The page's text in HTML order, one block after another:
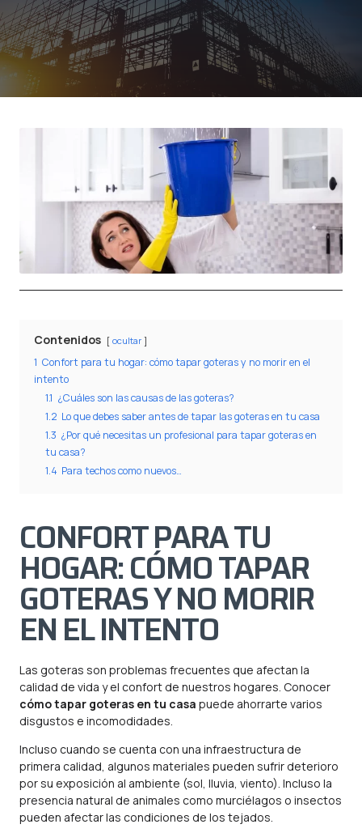
Contenidos ocultar
1 Confort para tu hogar: cómo tapar goteras y no morir en el
intento
1.1 ¿Cuáles son las causas de las goteras?
1.2 Lo que debes saber antes de tapar las goteras en tu casa
1.3 ¿Por qué necesitas un profesional para tapar goteras en
tu casa?
1.4 Para techos como nuevos…
CONFORT PARA TU
HOGAR: CÓMO TAPAR
GOTERAS Y NO MORIR
EN EL INTENTO
Las goteras son problemas frecuentes que afectan la
calidad de vida y el confort de nuestros hogares. Conocer
cómo tapar goteras en tu casa puede ahorrarte varios
disgustos e incomodidades.
Incluso cuando se cuenta con una infraestructura de
primera calidad, algunos materiales pueden sufrir deterioro
por su exposición al ambiente (sol, lluvia, viento). Incluso la
presencia natural de animales como murciélagos o insectos
pueden afectar las condiciones de los tejados.